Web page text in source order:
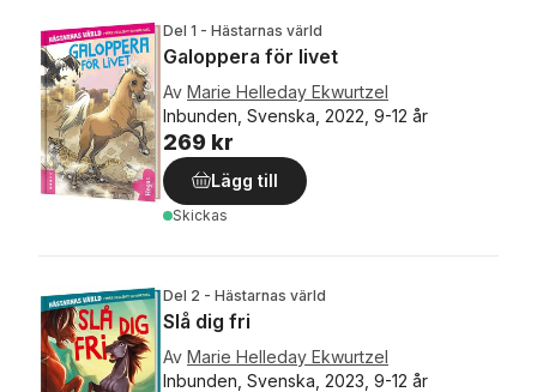
Del 1 - Hästarnas värld
Galoppera för livet
Av Marie Helleday Ekwurtzel
Inbunden, Svenska, 2022, 9-12 år
269 kr
Lägg till
Skickas
Del 2 - Hästarnas värld
Slå dig fri
Av Marie Helleday Ekwurtzel
Inbunden, Svenska, 2023, 9-12 år